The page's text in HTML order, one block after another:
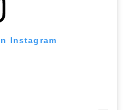
Instagram